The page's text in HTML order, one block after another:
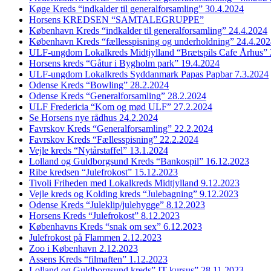
Køge Kreds “indkalder til generalforsamling” 30.4.2024
Horsens KREDSEN “SAMTALEGRUPPE”
København Kreds “indkalder til generalforsamling” 24.4.2024
København Kreds “fællesspisning og underholdning”
ULF-ungdom Lokalkreds Midtjylland “Brætspils Cafe Århus”
Horsens kreds “Gåtur i Bygholm park” 19.4.2024
ULF-ungdom Lokalkreds Syddanmark Papas Papbar 7.3.2024
Odense Kreds “Bowling” 28.2.2024
Odense Kreds “Generalforsamling” 28.2.2024
ULF Fredericia “Kom og mød ULF” 27.2.2024
Se Horsens nye rådhus 24.2.2024
Favrskov Kreds “Generalforsamling” 22.2.2024
Favrskov Kreds “Fællesspisning” 22.2.2024
Vejle kreds “Nytårstaffel” 13.1.2024
Lolland og Guldborgsund Kreds “Bankospil” 16.12.2023
Ribe kredsen “Julefrokost” 15.12.2023
Tivoli Friheden med Lokalkreds Midtjylland 9.12.2023
Vejle kreds og Kolding kreds “Julebagning” 9.12.2023
Odense Kreds “Juleklip/julehygge” 8.12.2023
Horsens Kreds “Julefrokost” 8.12.2023
Københavns Kreds “snak om sex” 6.12.2023
Julefrokost på Flammen 2.12.2023
Zoo i København 2.12.2023
Assens Kreds “filmaften” 1.12.2023